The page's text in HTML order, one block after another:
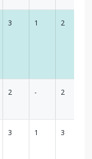
3 1 2
2 - 2
3 1 3